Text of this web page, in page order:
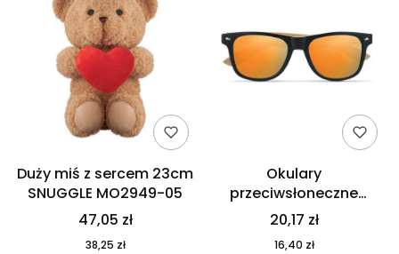
Duży miś z sercem 23cm
SNUGGLE MO2949-05
47,05 zł
38,25 zł
Okulary
przeciwsłoneczne
CALIFORNIA TOUCH
MO9617-10
20,17 zł
16,40 zł